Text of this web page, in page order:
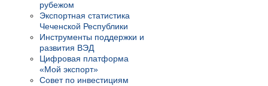
рубежом
Экспортная статистика
Чеченской Республики
Инструменты поддержки и
развития ВЭД
Цифровая платформа
«Мой экспорт»
Совет по инвестициям